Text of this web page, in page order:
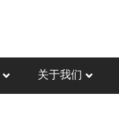
关于我们